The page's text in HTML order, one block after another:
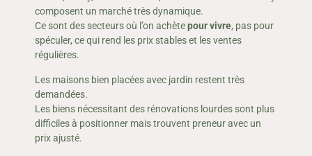
composent un marché très dynamique.
Ce sont des secteurs où l’on achètepour vivre, pas pour
spéculer, ce qui rend les prix stables et les ventes
régulières.
Les maisons bien placées avec jardin restent très
demandées.
Les biens nécessitant des rénovations lourdes sont plus
difficiles à positionner mais trouvent preneur avec un
prix ajusté.